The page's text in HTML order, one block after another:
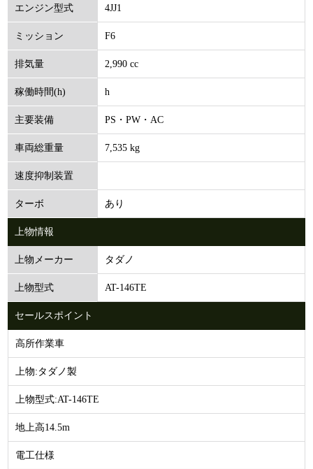
(円)
エンジン型式 4JJ1
ミッション F6
排気量 2,990 cc
稼働時間(h) h
主要装備 PS・PW・AC
車両総重量 7,535 kg
速度抑制装置
ターボ あり
上物情報
上物メーカー タダノ
上物型式 AT-146TE
セールスポイント
高所作業車
上物:タダノ製
上物型式:AT-146TE
地上高14.5m
電工仕様